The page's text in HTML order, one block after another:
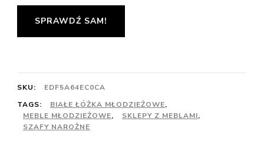
SPRAWDŹ SAM!
SKU:
EDF5A64EC0CA
TAGS:
BIAŁE ŁÓŻKA MŁODZIEŻOWE,
MEBLE MŁODZIEŻOWE, SKLEPY Z MEBLAMI,
SZAFY NAROŻNE